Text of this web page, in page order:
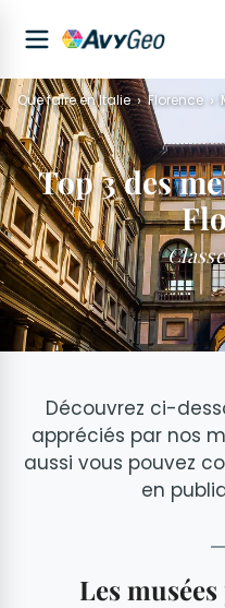
Que faire en Italie Florence
Top 3 des
Découvrez ci-
appréciés par nos
aussi vous pouvez
en
Les